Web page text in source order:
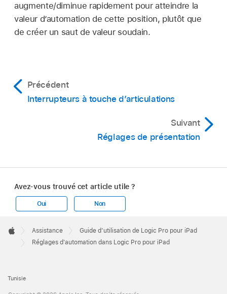
augmente/diminue rapidement pour atteindre la
valeur d’automation de cette position, plutôt que
de créer un saut de valeur soudain.
Précédent
Interrupteurs à touche d’articulations
Suivant
Réglages de présentation
Avez-vous trouvé cet article utile ?
Oui Non
Footer

Apple
Assistance
Guide d’utilisation de Logic Pro pour iPad
Réglages d'automation dans Logic Pro pour iPad
Tunisie